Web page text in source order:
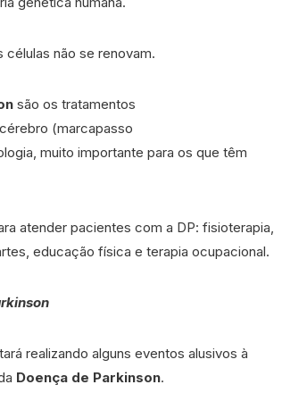
não se renovam.
são os tratamentos
(marcapasso
muito importante para os que têm
atender pacientes com a DP: fisioterapia,
educação física e terapia ocupacional.
realizando alguns eventos alusivos à
Doença de Parkinson.